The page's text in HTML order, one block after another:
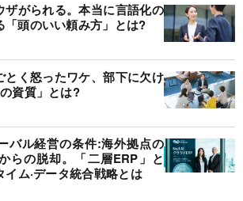
ザがられる。本当に言語化の
「頭のいい頼み方」とは?
とく怒ったワケ、部下に欠け
資質」とは?
バル経営の条件:海外拠点の
らの脱却。「二層ERP」と
ム·データ統合戦略とは